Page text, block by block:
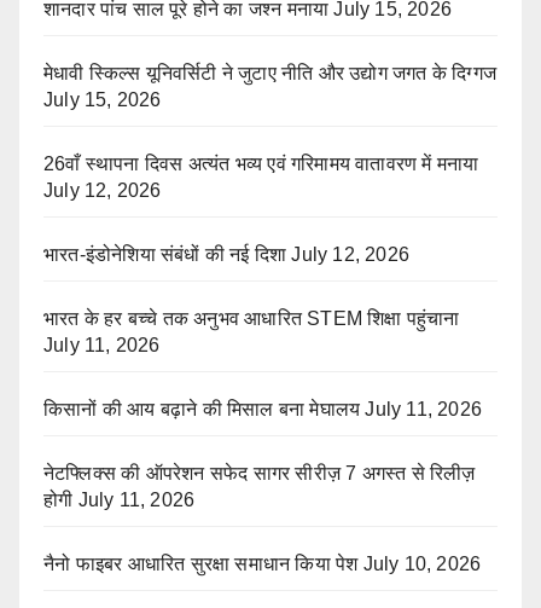
शानदार पांच साल पूरे होने का जश्न मनाया July 15, 2026
मेधावी स्किल्स यूनिवर्सिटी ने जुटाए नीति और उद्योग जगत के दिग्गज
July 15, 2026
26वाँ स्थापना दिवस अत्यंत भव्य एवं गरिमामय वातावरण में मनाया
July 12, 2026
भारत-इंडोनेशिया संबंधों की नई दिशा July 12, 2026
भारत के हर बच्चे तक अनुभव आधारित STEM शिक्षा पहुंचाना
July 11, 2026
किसानों की आय बढ़ाने की मिसाल बना मेघालय July 11, 2026
नेटफ्लिक्स की ऑपरेशन सफेद सागर सीरीज़ 7 अगस्त से रिलीज़
होगी July 11, 2026
नैनो फाइबर आधारित सुरक्षा समाधान किया पेश July 10, 2026